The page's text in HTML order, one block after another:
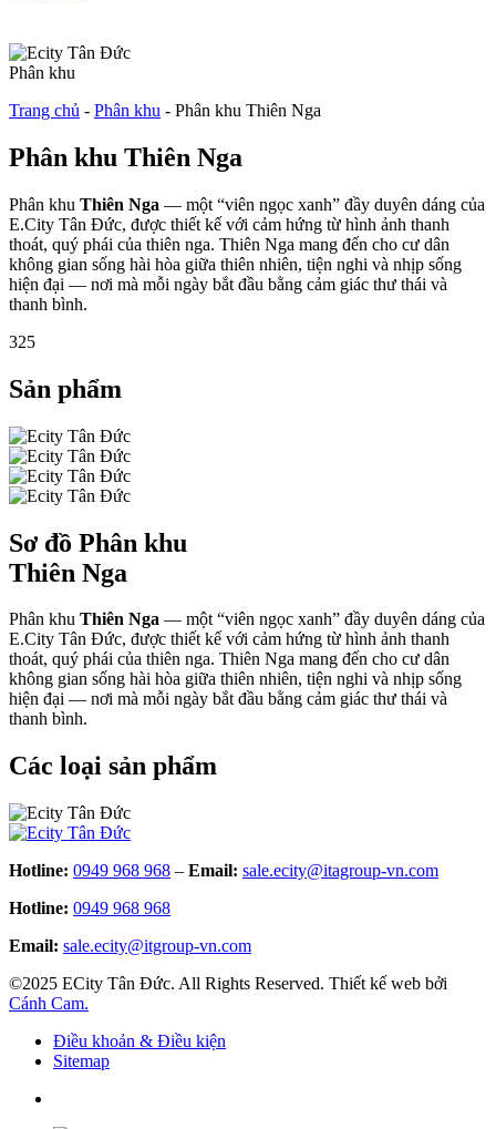
Phân khu
Trang chủ - Phân khu - Phân khu Thiên Nga
Phân khu Thiên Nga
Phân khu Thiên Nga — một “viên ngọc xanh” đầy duyên dáng của
E.City Tân Đức, được thiết kế với cảm hứng từ hình ảnh thanh
thoát, quý phái của thiên nga. Thiên Nga mang đến cho cư dân
không gian sống hài hòa giữa thiên nhiên, tiện nghi và nhịp sống
hiện đại — nơi mà mỗi ngày bắt đầu bằng cảm giác thư thái và
thanh bình.
325
Sản phẩm
Sơ đồ Phân khu
Thiên Nga
Phân khu Thiên Nga — một “viên ngọc xanh” đầy duyên dáng của
E.City Tân Đức, được thiết kế với cảm hứng từ hình ảnh thanh
thoát, quý phái của thiên nga. Thiên Nga mang đến cho cư dân
không gian sống hài hòa giữa thiên nhiên, tiện nghi và nhịp sống
hiện đại — nơi mà mỗi ngày bắt đầu bằng cảm giác thư thái và
thanh bình.
Các loại sản phẩm
Hotline: 0949 968 968 – Email: sale.ecity@itagroup-vn.com
Hotline: 0949 968 968
Email: sale.ecity@itgroup-vn.com
©2025 ECity Tân Đức. All Rights Reserved. Thiết kế web bởi
Cánh Cam.
Điều khoản & Điều kiện
Sitemap